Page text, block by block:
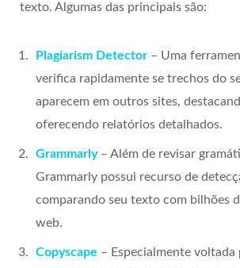
texto. Algumas das principais são:
Plagiarism Detector – Uma
verifica rapidamente se trechos do
aparecem em outros sites,
oferecendo relatórios detalhados.
Grammarly – Além de revisar
Grammarly possui recurso de
comparando seu texto com bilhões
web.
Copyscape – Especialmente voltada